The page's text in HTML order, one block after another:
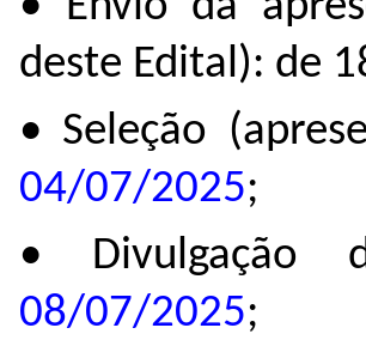
deste Edital): de
• Seleção
04/07/2025;
• Divulgação
08/07/2025;